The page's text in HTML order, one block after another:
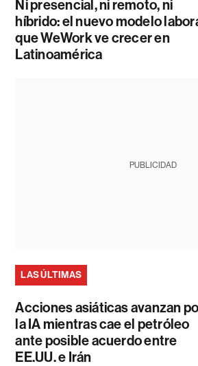
Ni presencial, ni remoto, ni
híbrido: el nuevo modelo
que WeWork ve crecer en
Latinoamérica
PUBLICIDAD
LAS ÚLTIMAS
Acciones asiáticas avanzan
la IA mientras cae el petróleo
ante posible acuerdo entre
EE.UU. e Irán